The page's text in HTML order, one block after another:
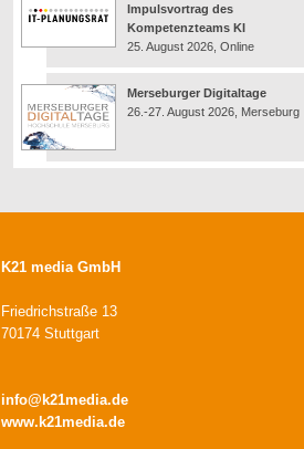
Impulsvortrag des
Kompetenzteams KI
25. August 2026, Online
Merseburger Digitaltage
26.-27. August 2026, Merseburg
K21 media GmbH
Friedrichstraße 13
70174 Stuttgart
info@k21media.de
www.k21media.de